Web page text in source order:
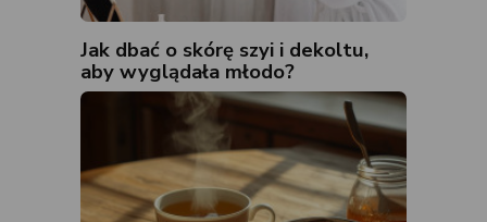
Jak dbać o skórę szyi i dekoltu,
aby wyglądała młodo?